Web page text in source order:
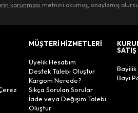
korunması metnini okumuş, onaylamış
MÜŞTERİ HİZMETLERİ
Üyelik Hesabım
Destek Talebi Oluştur
Kargom Nerede?
Sıkça Sorulan Sorular
İade veya Değişim Talebi
Oluştur
SATIŞ
Bayilik
Bayi